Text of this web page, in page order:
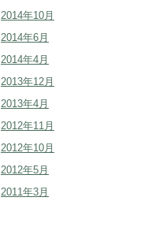
2014年10月
2014年6月
2014年4月
2013年12月
2013年4月
2012年11月
2012年10月
2012年5月
2011年3月